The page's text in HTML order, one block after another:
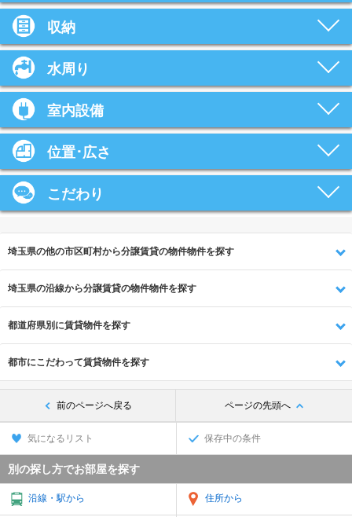
収納
水周り
室内設備
位置･広さ
こだわり
埼玉県の他の市区町村から分譲賃貸の物件物件を探す
埼玉県の沿線から分譲賃貸の物件物件を探す
都道府県別に賃貸物件を探す
都市にこだわって賃貸物件を探す
前のページへ戻る ページの先頭へ
気になるリスト 保存中の条件
別の探し方でお部屋を探す
沿線・駅から 住所から